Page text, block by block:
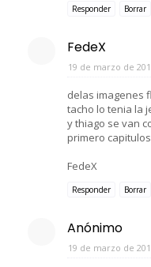
Responder Borrar
FedeX
19 de marzo de
delas imagenes
tacho lo tenia la
y thiago se van
primero
FedeX
Responder Borrar
Anónimo
19 de marzo de